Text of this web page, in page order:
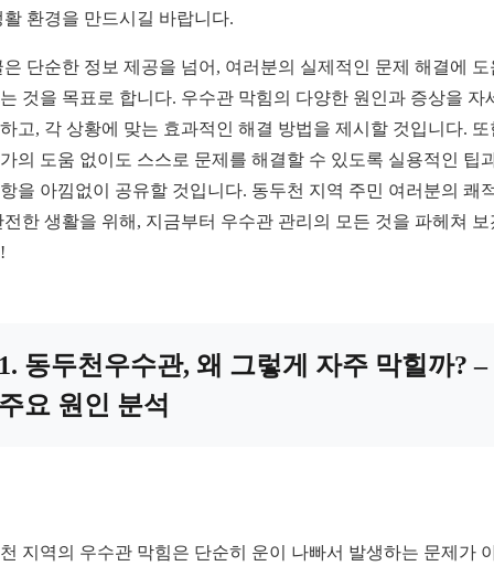
활 환경을 만드시길 바랍니다.
은 단순한 정보 제공을 넘어, 여러분의 실제적인 문제 해결에 도
것을 목표로 합니다. 우수관 막힘의 다양한 원인과 증상을 자
고, 각 상황에 맞는 효과적인 해결 방법을 제시할 것입니다. 또
의 도움 없이도 스스로 문제를 해결할 수 있도록 실용적인 팁
을 아낌없이 공유할 것입니다. 동두천 지역 주민 여러분의 쾌
전한 생활을 위해, 지금부터 우수관 관리의 모든 것을 파헤쳐 보
동두천우수관, 왜 그렇게 자주 막힐까? –
요 원인 분석
지역의 우수관 막힘은 단순히 운이 나빠서 발생하는 문제가